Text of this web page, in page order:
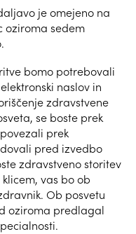
je omejeno na
oziroma sedem
bomo potrebovali
naslov in
zdravstvene
se boste prek
prek
pred izvedbo
zdravstveno storitev
vas bo ob
Ob posvetu
oziroma predlagal